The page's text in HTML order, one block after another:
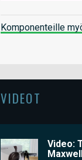
Komponenteille
VIDEOT
Video: